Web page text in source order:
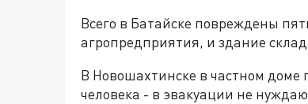
Всего в Батайске повреждены
агропредприятия, и здание
В Новошахтинске в частном доме
человека - в эвакуации не